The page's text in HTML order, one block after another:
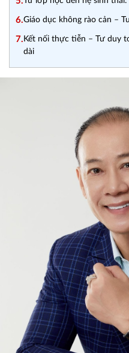
6.Giáo dục không rào cản –
7. Kết nối thực tiễn – Tư duy
dài